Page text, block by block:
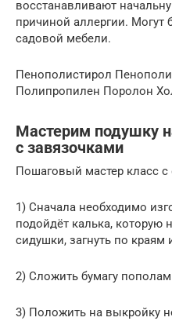
восстанавливают
причиной аллергии.
садовой мебели.
Пенополистирол
Полипропилен Поролон
Мастерим подушку
с завязочками
Пошаговый мастер класс с
1) Сначала необходимо
подойдёт калька, которую
сидушки, загнуть по краям
2) Сложить бумагу
3) Положить на выкройку